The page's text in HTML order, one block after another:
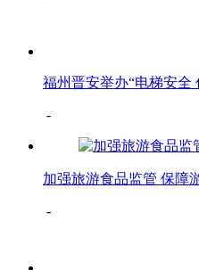
福州晋安举办“电梯安全
-
加强旅游食品监管 保障
-